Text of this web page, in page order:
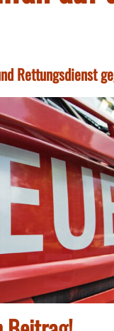
Rettungsdienst